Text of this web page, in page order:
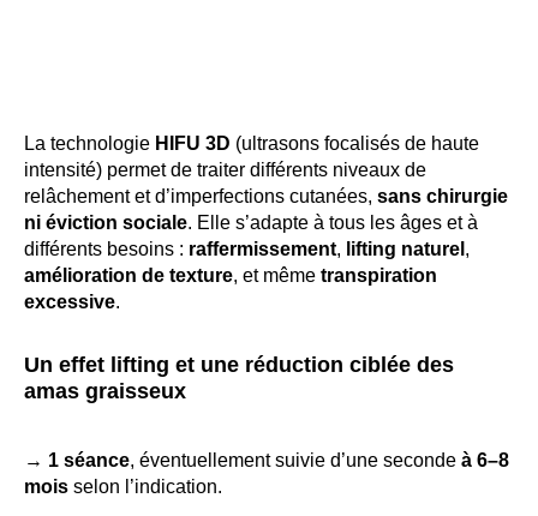
La technologie HIFU 3D (ultrasons focalisés de haute
intensité) permet de traiter différents niveaux de
relâchement et d’imperfections cutanées, sans chirurgie
ni éviction sociale. Elle s’adapte à tous les âges et à
différents besoins : raffermissement, lifting naturel ,
amélioration de texture, et même transpiration
excessive.
Un effet lifting et une réduction ciblée des
amas graisseux
→ 1 séance, éventuellement suivie d’une seconde à 6–8
mois selon l’indication.